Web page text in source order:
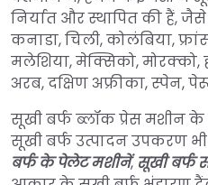
निर्यात और स्थापित की हैं,
कनाडा, चिली, कोलंबिया,
मलेशिया, मेक्सिको,
अरब, दक्षिण अफ्रीका, स्पेन,
सूखी बर्फ ब्लॉक प्रेस मशीन के
सूखी बर्फ उत्पादन उपकरण
बर्फ के पेलेट मशीनें, सूखी बर्फ